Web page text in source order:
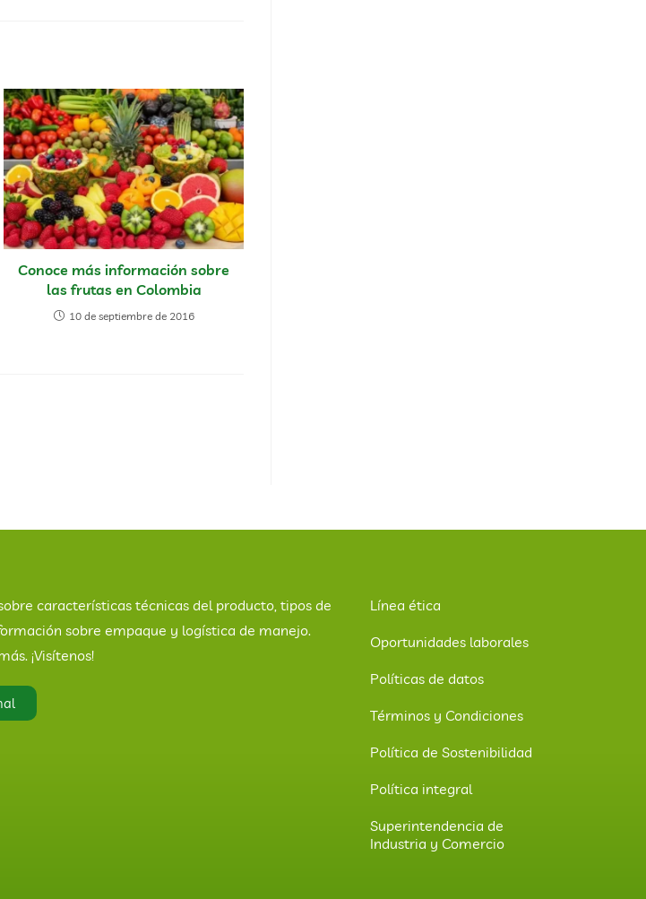
Conoce más información sobre
las frutas en Colombia
10 de septiembre de 2016
características técnicas del producto, tipos de
sobre empaque y logística de manejo.
¡Visítenos!
Línea ética
Oportunidades laborales
Políticas de datos
Términos y Condiciones
Política de Sostenibilidad
Política integral
Superintendencia de
Industria y Comercio